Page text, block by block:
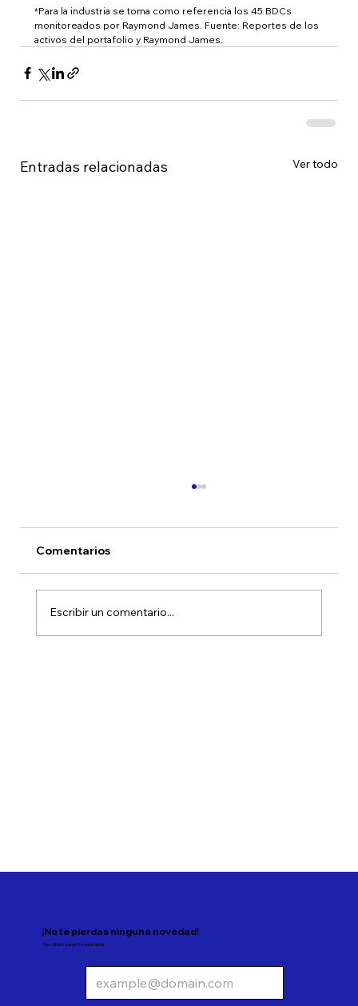
*Para la industria se toma como referencia los 45 BDCs
monitoreados por Raymond James. Fuente: Reportes de los
activos del portafolio y Raymond James.
Entradas relacionadas Ver todo
Comentarios
Escribir un comentario...
¡No te pierdas ninguna novedad!
Suscríbete a nuestro newsletter